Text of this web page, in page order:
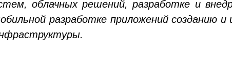
облачных решений, разработке и
разработке приложений созданию